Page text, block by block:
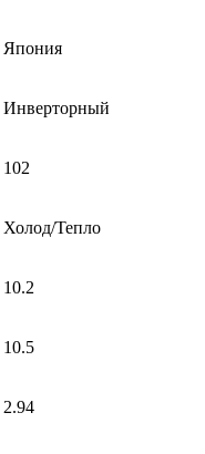
Япония
Инверторный
102
Холод/Тепло
10.2
10.5
2.94